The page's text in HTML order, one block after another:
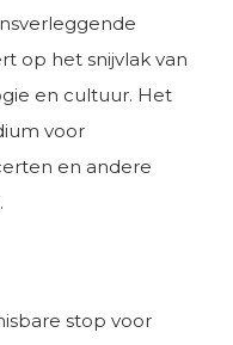
op het snijvlak van
en cultuur. Het
voor
en andere
stop voor